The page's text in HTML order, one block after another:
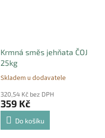
Krmná směs jehňata ČOJ
25kg
Skladem u dodavatele
320,54 Kč bez DPH
359 Kč
Do košíku